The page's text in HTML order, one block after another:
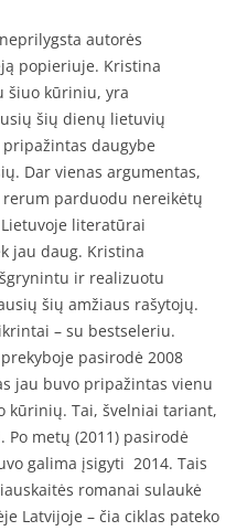
autorės
popieriuje. Kristina
šiuo kūriniu, yra
šių dienų lietuvių
daugybe
Dar vienas argumentas,
parduodu nereikėtų
literatūrai
jau daug. Kristina
ir realizuotu
šių amžiaus rašytojų.
– su bestseleriu.
pasirodė 2008
jau buvo pripažintas vienu
kūrinių. Tai, švelniai tariant,
metų (2011) pasirodė
galima įsigyti 2014. Tais
romanai sulaukė
Latvijoje – čia ciklas pateko